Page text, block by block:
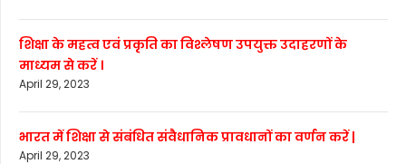
शिक्षा के महत्व एवं प्रकृति का विश्लेषण उपयुक्त उदाहरणों के
माध्यम से करें ।
April 29, 2023
भारत में शिक्षा से संबंधित संवैधानिक प्रावधानों का वर्णन करें |
April 29, 2023